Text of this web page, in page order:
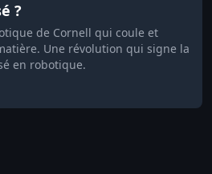
?
de Cornell qui coule et
Une révolution qui signe la
en robotique.